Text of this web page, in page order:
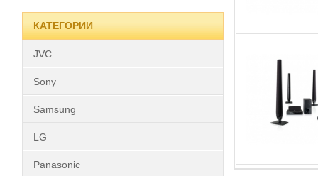
КАТЕГОРИИ
JVC
Sony
Samsung
LG
Panasonic